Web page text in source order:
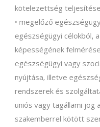
kötelezettség
• megelőző
egészségügyi célokból,
képességének
egészségügyi vagy
nyújtása, illetve
rendszerek és
uniós vagy tagállami jog
szakemberrel kötött